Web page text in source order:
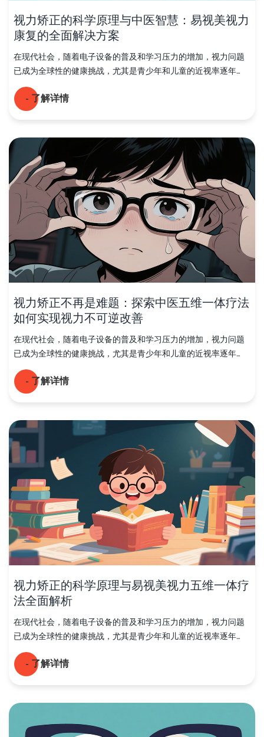
视力矫正的科学原理与中医智慧：易视美视力
康复的全面解决方案
在现代社会，随着电子设备的普及和学习压力的增加，视力问题
已成为全球性的健康挑战，尤其是青少年和儿童的近视率逐年...
- 了解详情
视力矫正不再是难题：探索中医五维一体疗法
如何实现视力不可逆改善
在现代社会，随着电子设备的普及和学习压力的增加，视力问题
已成为全球性的健康挑战，尤其是青少年和儿童的近视率逐年...
- 了解详情
视力矫正的科学原理与易视美视力五维一体疗
法全面解析
在现代社会，随着电子设备的普及和学习压力的增加，视力问题
已成为全球性的健康挑战，尤其是青少年和儿童的近视率逐年...
- 了解详情